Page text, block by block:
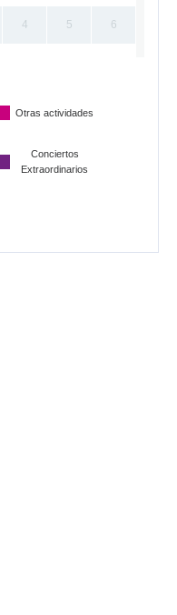
4 5 6
Otras actividades
Conciertos
Extraordinarios